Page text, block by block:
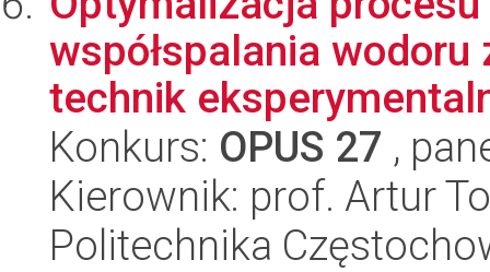
współspalania
technik
Konkurs: OPUS 27 ,
Kierownik: prof. Artur
Politechnika